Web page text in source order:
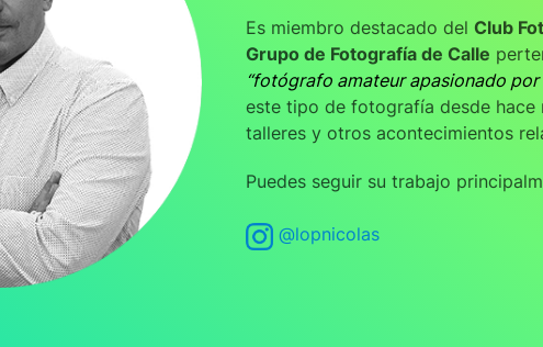
Es miembro destacado delClub
Grupo de Fotografía de Calle
“fotógrafo amateur apasionado
este tipo de fotografía desde hace
talleres y otros acontecimientos
Puedes seguir su trabajo
@lopnicolas